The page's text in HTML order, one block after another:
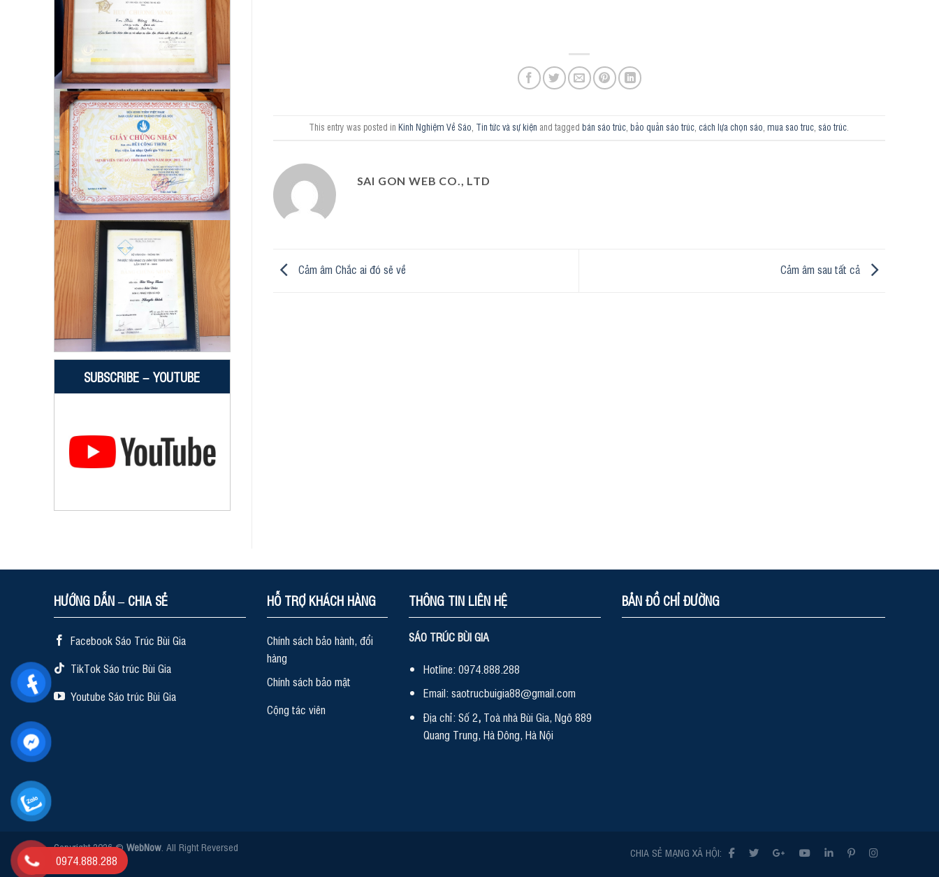
SUBSCRIBE – YOUTUBE
This entry was posted inKinh Nghiệm Về Sáo, Tin tức và sự kiện and taggedbán sáo trúc,bảo quản sáo trúc, cách lựa chọn sáo,mua sao truc, sáo trúc.
SAI GON WEB CO., LTD
Cảm âm Chắc ai đó sẽ về Cảm âm sau tất cả
HƯỚNG DẪN – CHIA SẺ
Facebook Sáo Trúc Bùi Gia
TikTok Sáo trúc Bùi Gia
Youtube Sáo trúc Bùi Gia
HỖ TRỢ KHÁCH HÀNG
Chính sách bảo hành, đổi
hàng
Chính sách bảo mật
Cộng tác viên
THÔNG TIN LIÊN HỆ
SÁO TRÚC BÙI GIA
Hotline: 0974.888.288
Email: saotrucbuigia88@gmail.com
Địa chỉ: Số 2, Toà nhà Bùi Gia, Ngõ 889
Quang Trung, Hà Đông, Hà Nội
BẢN ĐỒ CHỈ ĐƯỜNG
CHIA SẺ MẠNG XÃ HỘI:
Copyright 2026 © WebNow . All Right Reversed
0974.888.288